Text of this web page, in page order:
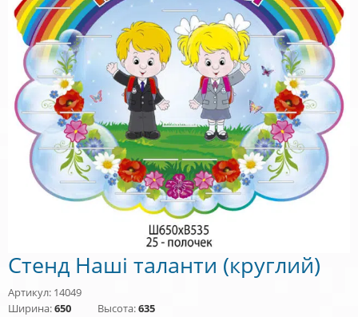
Стенд Наші таланти (круглий)
Артикул: 14049
Ширина:650 Высота:635